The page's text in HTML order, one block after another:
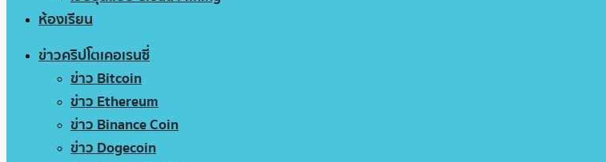
ห้องเรียน
ข่าวคริปโตเคอเรนซี่
ข่าว Bitcoin
ข่าว Ethereum
ข่าว Binance Coin
ข่าว Dogecoin